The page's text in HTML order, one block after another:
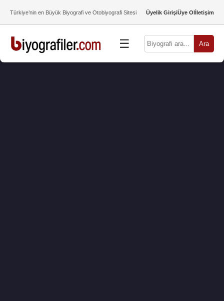
Türkiye’nin en Büyük Biyografi ve Otobiyografi Sitesi Üyelik GirişiÜye Olİletişim
☰ Ara